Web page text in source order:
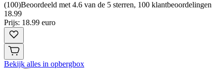
(100)Beoordeeld met 4.6 van de 5 sterren, 100 klantbeoordelingen
18.99
Prijs: 18.99 euro
Bekijk alles in opbergbox